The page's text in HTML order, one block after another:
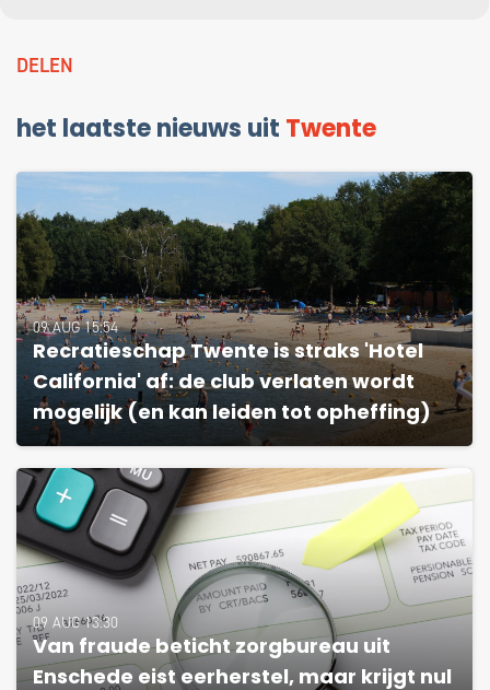
DELEN
het laatste nieuws uit Twente
09 AUG 15:54
Recratieschap Twente is straks 'Hotel
California' af: de club verlaten wordt
mogelijk (en kan leiden tot opheffing)
09 AUG 13:30
Van fraude beticht zorgbureau uit
Enschede eist eerherstel, maar krijgt nul